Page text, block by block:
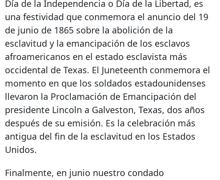
Día de la Independencia o Día de la Libertad, es
una festividad que conmemora el anuncio del 19
de junio de 1865 sobre la abolición de la
esclavitud y la emancipación de los esclavos
afroamericanos en el estado esclavista más
occidental de Texas. El Juneteenth conmemora el
momento en que los soldados estadounidenses
llevaron la Proclamación de Emancipación del
presidente Lincoln a Galveston, Texas, dos años
después de su emisión. Es la celebración más
antigua del fin de la esclavitud en los Estados
Unidos.
Finalmente, en junio nuestro condado